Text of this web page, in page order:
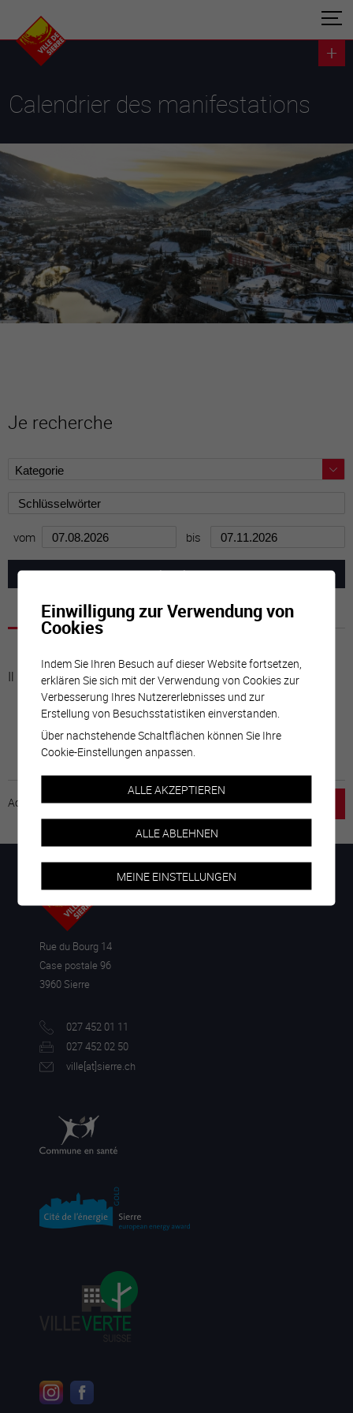
Calendrier des manifestations
Je recherche
vom bis
Il n'y a aucune activité à cette date
Accueil horaire emploi Mentions légales
Rue du Bourg 14
Case postale 96
3960 Sierre
027 452 01 11
027 452 02 50
ville[at]sierre.ch
Einwilligung zur Verwendung von
Cookies
Indem Sie Ihren Besuch auf dieser Website fortsetzen,
erklären Sie sich mit der Verwendung von Cookies zur
Verbesserung Ihres Nutzererlebnisses und zur
Erstellung von Besuchsstatistiken einverstanden.
Über nachstehende Schaltflächen können Sie Ihre
Cookie-Einstellungen anpassen.
ALLE AKZEPTIEREN
ALLE ABLEHNEN
MEINE EINSTELLUNGEN